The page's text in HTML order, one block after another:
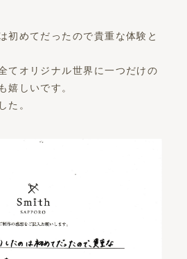
初めてだったので貴重な体験と
てオリジナル世界に一つだけの
嬉しいです。
た。